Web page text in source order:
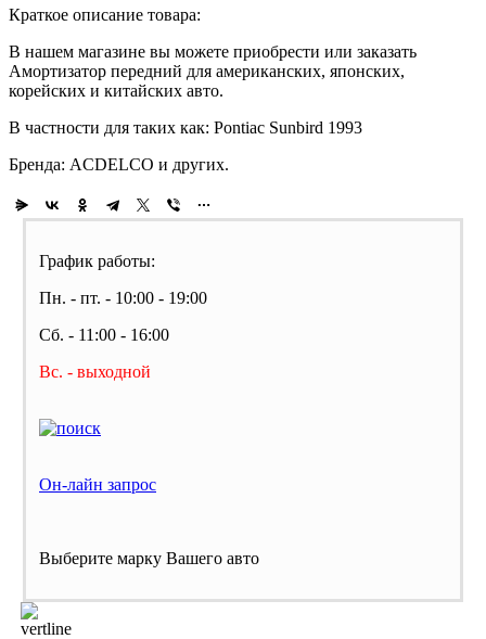
Краткое описание товара:
В нашем магазине вы можете приобрести или заказать
Амортизатор передний для американских, японских,
корейских и китайских авто.
В частности для таких как: Pontiac Sunbird 1993
Бренда: ACDELCO и других.
График работы:
Пн. - пт. - 10:00 - 19:00
Сб. - 11:00 - 16:00
Вс. - выходной
Он-лайн запрос
Выберите марку Вашего авто